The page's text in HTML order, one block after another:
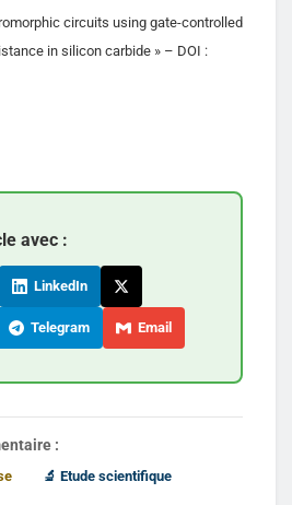
circuits using gate-controlled
in silicon carbide » – DOI :
avec :
LinkedIn
Telegram Email
:
🔬 Etude scientifique